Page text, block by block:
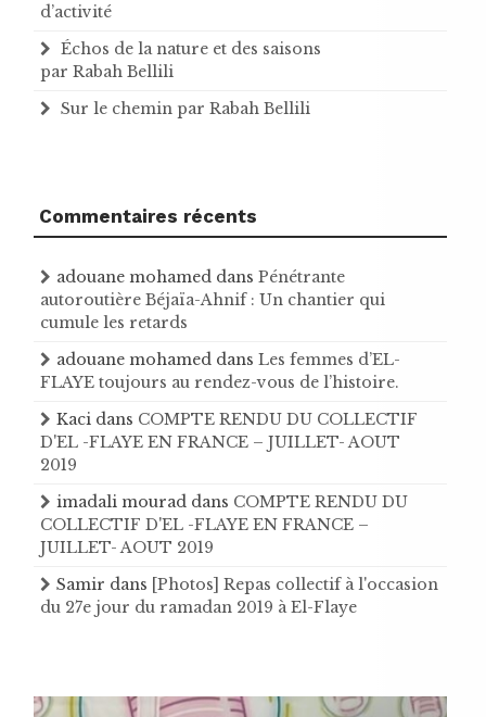
d’activité
Échos de la nature et des saisons
par Rabah Bellili
Sur le chemin par Rabah Bellili
Commentaires récents
adouane mohamed dans Pénétrante
autoroutière Béjaïa-Ahnif : Un chantier qui
cumule les retards
adouane mohamed dans Les femmes d’EL-
FLAYE toujours au rendez-vous de l’histoire .
Kaci dans COMPTE RENDU DU COLLECTIF
D'EL -FLAYE EN FRANCE – JUILLET- AOUT
2019
imadali mourad dans COMPTE RENDU DU
COLLECTIF D'EL -FLAYE EN FRANCE –
JUILLET- AOUT 2019
Samir dans [Photos] Repas collectif à l'occasion
du 27e jour du ramadan 2019 à El-Flaye